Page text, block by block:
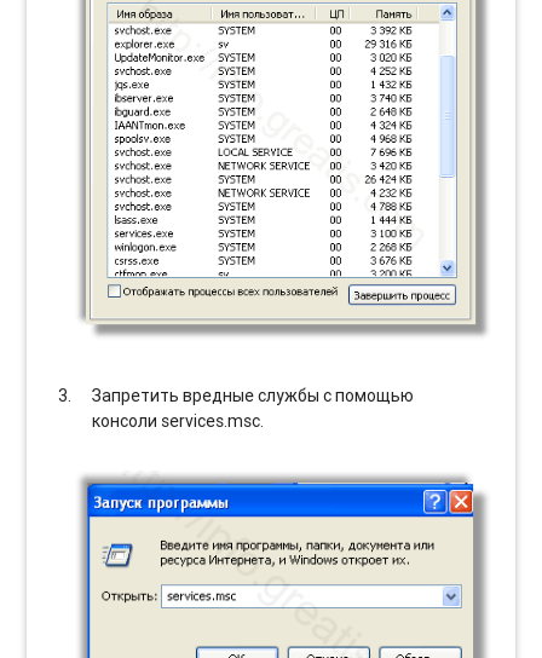
Запретить вредные службы с помощью
консоли services.msc.